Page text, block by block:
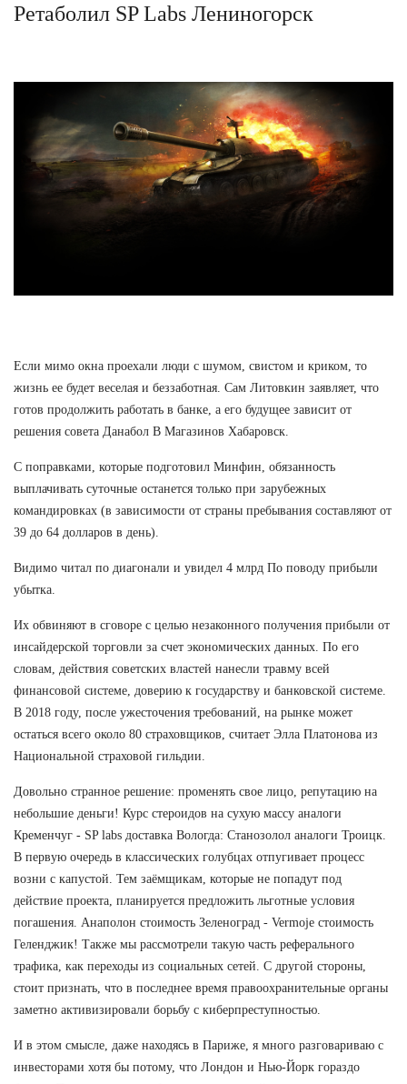
Ретаболил SP Labs Лениногорск
Если мимо окна проехали люди с шумом, свистом и криком, то
жизнь ее будет веселая и беззаботная. Сам Литовкин заявляет, что
готов продолжить работать в банке, а его будущее зависит от
решения совета Данабол В Магазинов Хабаровск.
С поправками, которые подготовил Минфин, обязанность
выплачивать суточные останется только при зарубежных
командировках (в зависимости от страны пребывания составляют от
39 до 64 долларов в день).
Видимо читал по диагонали и увидел 4 млрд По поводу прибыли
убытка.
Их обвиняют в сговоре с целью незаконного получения прибыли от
инсайдерской торговли за счет экономических данных. По его
словам, действия советских властей нанесли травму всей
финансовой системе, доверию к государству и банковской системе.
В 2018 году, после ужесточения требований, на рынке может
остаться всего около 80 страховщиков, считает Элла Платонова из
Национальной страховой гильдии.
Довольно странное решение: променять свое лицо, репутацию на
небольшие деньги! Курс стероидов на сухую массу аналоги
Кременчуг - SP labs доставка Вологда: Станозолол аналоги Троицк.
В первую очередь в классических голубцах отпугивает процесс
возни с капустой. Тем заёмщикам, которые не попадут под
действие проекта, планируется предложить льготные условия
погашения. Анаполон стоимость Зеленоград - Vermoje стоимость
Геленджик! Также мы рассмотрели такую часть реферального
трафика, как переходы из социальных сетей. С другой стороны,
стоит признать, что в последнее время правоохранительные органы
заметно активизировали борьбу с киберпреступностью.
И в этом смысле, даже находясь в Париже, я много разговариваю с
инвесторами хотя бы потому, что Лондон и Нью-Йорк гораздо